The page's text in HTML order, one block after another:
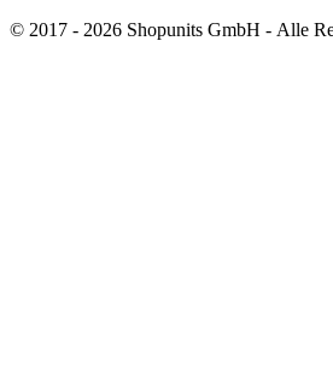
© 2017 - 2026 Shopunits GmbH - Alle